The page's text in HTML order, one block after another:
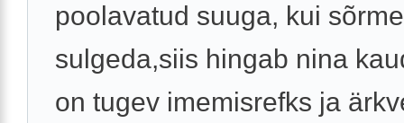
poolavatud suuga, kui
sulgeda,siis hingab nina
on tugev imemisrefks ja